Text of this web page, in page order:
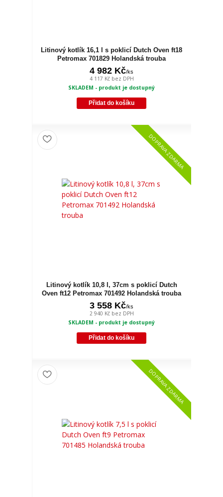
Litinový kotlík 16,1 l s poklicí Dutch Oven ft18
Petromax 701829 Holandská trouba
4 982 Kč/ks
4 117 Kč bez DPH
SKLADEM - produkt je dostupný
Přidat do košíku
DOPRAVA ZDARMA
Litinový kotlík 10,8 l, 37cm s poklicí Dutch
Oven ft12 Petromax 701492 Holandská trouba
3 558 Kč/ks
2 940 Kč bez DPH
SKLADEM - produkt je dostupný
Přidat do košíku
DOPRAVA ZDARMA